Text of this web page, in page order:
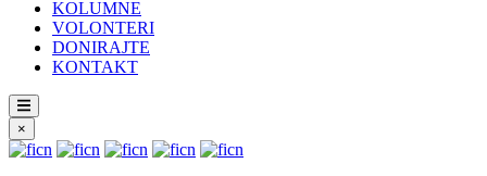
KOLUMNE
VOLONTERI
DONIRAJTE
KONTAKT
×